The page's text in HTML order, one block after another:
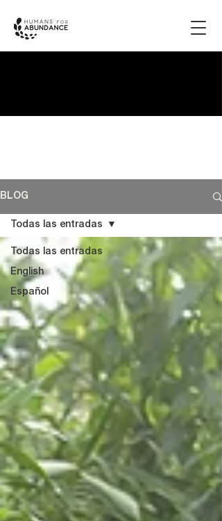
BLOG
Todas las entradas
English
Español
Todas las entradas